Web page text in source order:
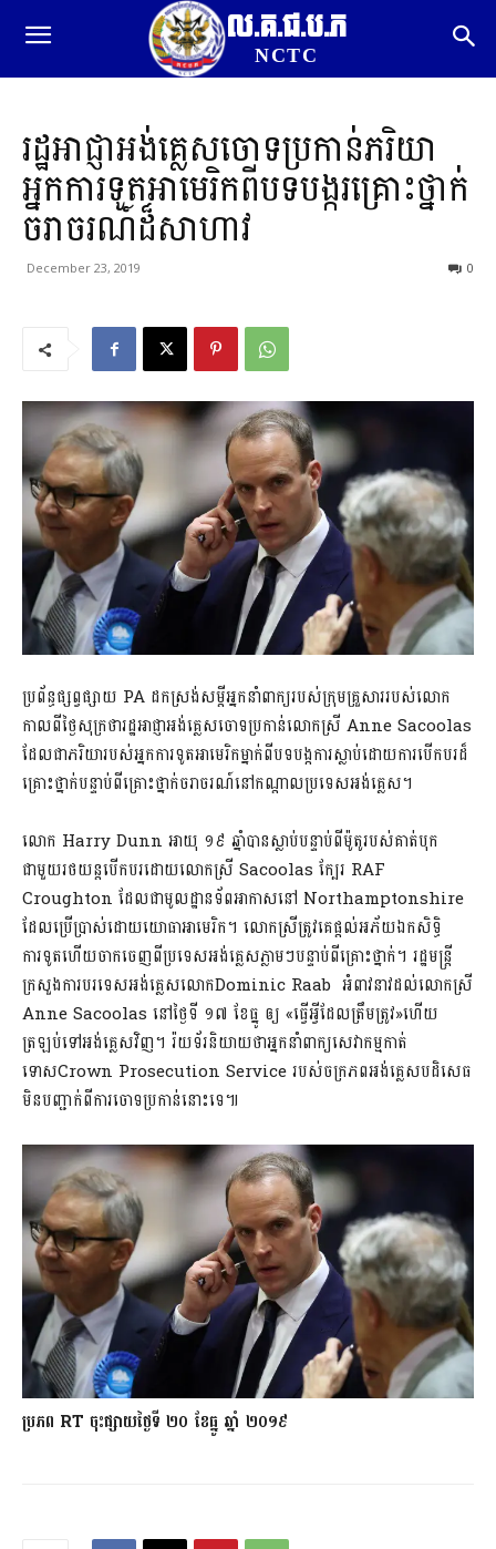
ល.គ.ជ.ប.ភ
NCTC
រដ្ឋអាជ្ញាអង់គ្លេសចោទប្រកាន់ភរិយា
អ្នកការទូតអាមេរិកពីបទបង្ករគ្រោះថ្នាក់
ចរាចរណ៍ដ៏សាហាវ
December 23, 2019 0
ប្រព័ន្ធផ្សព្វផ្សាយ PA ដកស្រង់សម្តីអ្នកនាំពាក្យរបស់ក្រុមគ្រួសាររបស់លោក
កាលពីថ្ងៃសុក្រថារដ្ឋអាជ្ញាអង់គ្លេសចោទប្រកាន់លោកស្រី Anne Sacoolas
ដែលជាភរិយារបស់អ្នកការទូតអាមេរិកម្នាក់ពីបទបង្កការស្លាប់ដោយការបើកបរដ៏
គ្រោះថ្នាក់បន្ទាប់ពីគ្រោះថ្នាក់ចរាចរណ៍នៅកណ្តាលប្រទេសអង់គ្លេស។
លោក Harry Dunn អាយុ ១៩ ឆ្នាំបានស្លាប់បន្ទាប់ពីម៉ូតូរបស់គាត់បុក
ជាមួយរថយន្តបើកបរដោយលោកស្រី Sacoolas ក្បែរ RAF
Croughton ដែលជាមូលដ្ឋានទ័ពអាកាសនៅ Northamptonshire
ដែលប្រើប្រាស់ដោយយោធាអាមេរិក។ លោកស្រីត្រូវគេផ្តល់អភ័យឯកសិទ្ធិ
ការទូតហើយចាកចេញពីប្រទេសអង់គ្លេសភ្លាមៗបន្ទាប់ពីគ្រោះថ្នាក់។ រដ្ឋមន្រ្តី
ក្រសួងការបរទេសអង់គ្លេសលោកDominic Raab អំពាវនាវដល់លោកស្រី
Anne Sacoolas នៅថ្ងៃទី ១៧ ខែធ្នូ ឲ្យ «ធ្វើអ្វីដែលត្រឹមត្រូវ»ហើយ
ត្រឡប់ទៅអង់គ្លេសវិញ។ រ៉យទ័រនិយាយថាអ្នកនាំពាក្យសេវាកម្មកាត់
ទោសCrown Prosecution Service របស់ចក្រភពអង់គ្លេសបដិសេធ
មិនបញ្ជាក់ពីការចោទប្រកាន់នោះទេ៕
ប្រភព RT ចុះផ្សាយថ្ងៃទី ២០ ខែធ្នូ ឆ្នាំ ២០១៩